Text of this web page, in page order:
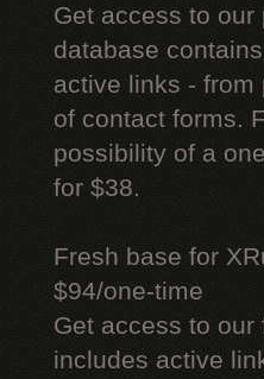
Get access to
database
active links -
of contact forms.
possibility of a
for $38.
Fresh base for
$94/one-time
Get access to
includes active